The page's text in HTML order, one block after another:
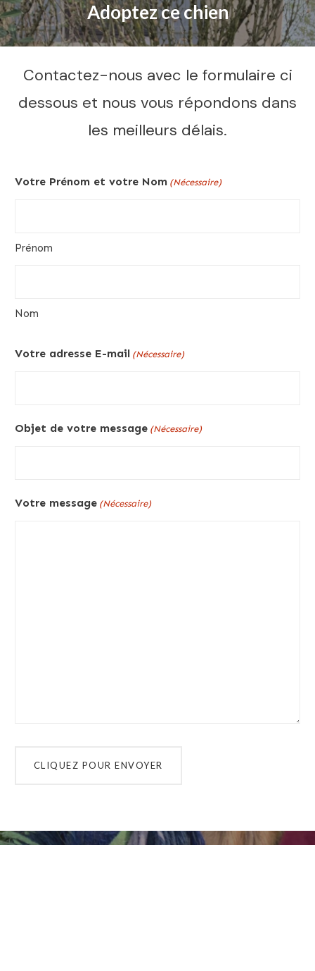
Adoptez ce chien
Contactez-nous avec le formulaire ci
dessous et nous vous répondons dans
les meilleurs délais.
Votre Prénom et votre Nom (Nécessaire)
Prénom
Nom
Votre adresse E-mail (Nécessaire)
Objet de votre message (Nécessaire)
Votre message (Nécessaire)